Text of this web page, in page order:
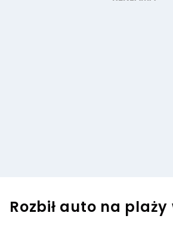
Rozbił auto na plaży